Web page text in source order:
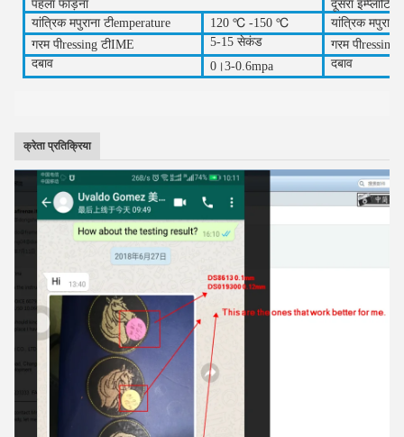
पहला फाड़ना
दूसरा इम्प्लांटिंग
यांत्रिकमपुरानाटीemperature 120 ℃ -150 ℃ यांत्रिकमपुराना
गरमपीressing टीIME 5-15 सेकंड गरमपीressing
दबाव
0।3-0.6mpa दबाव
क्रेता प्रतिक्रिया